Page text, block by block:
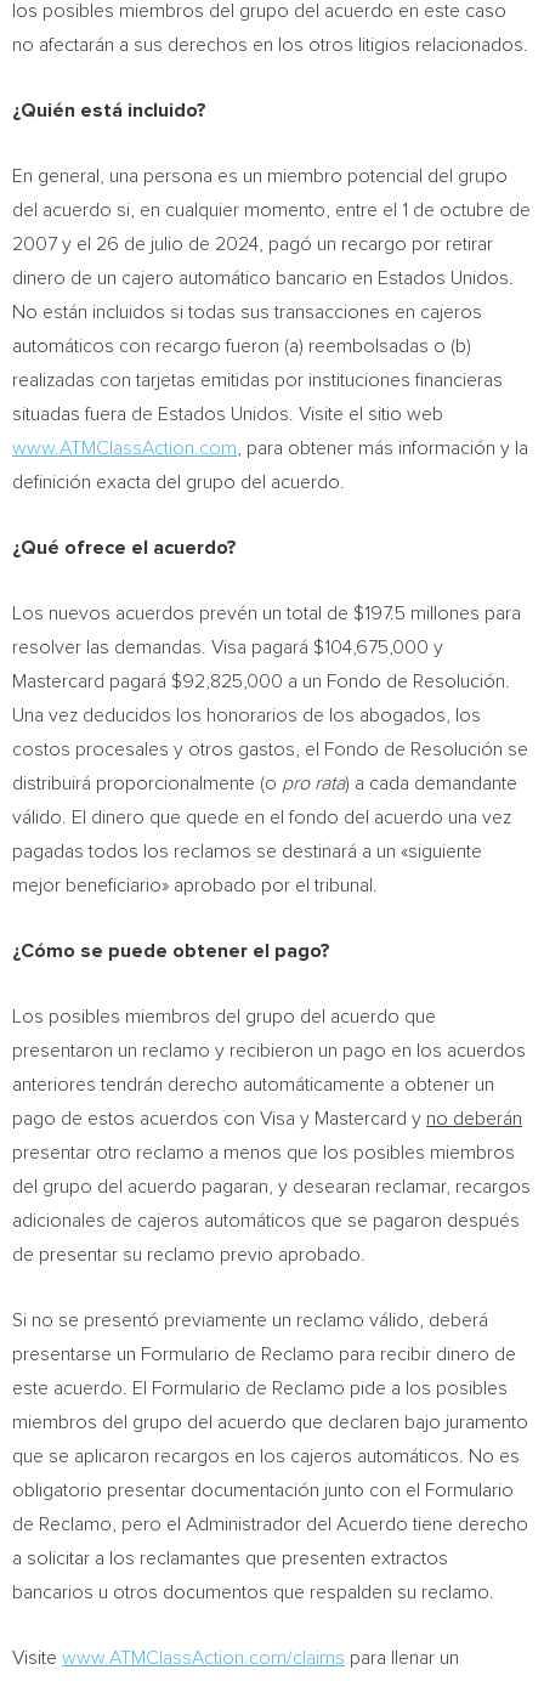
los posibles miembros del grupo del acuerdo en este caso
no afectarán a sus derechos en los otros litigios relacionados.
¿Quién está incluido?
En general, una persona es un miembro potencial del grupo
del acuerdo si, en cualquier momento, entre el 1 de octubre de
2007 y el 26 de julio de 2024, pagó un recargo por retirar
dinero de un cajero automático bancario en Estados Unidos.
No están incluidos si todas sus transacciones en cajeros
automáticos con recargo fueron (a) reembolsadas o (b)
realizadas con tarjetas emitidas por instituciones financieras
situadas fuera de Estados Unidos. Visite el sitio web
www.ATMClassAction.com , para obtener más información y la
definición exacta del grupo del acuerdo.
¿Qué ofrece el acuerdo?
Los nuevos acuerdos prevén un total de $197.5 millones para
resolver las demandas. Visa pagará $104,675,000 y
Mastercard pagará $92,825,000 a un Fondo de Resolución.
Una vez deducidos los honorarios de los abogados, los
costos procesales y otros gastos, el Fondo de Resolución se
distribuirá proporcionalmente (o pro rata) a cada demandante
válido. El dinero que quede en el fondo del acuerdo una vez
pagadas todos los reclamos se destinará a un «siguiente
mejor beneficiario» aprobado por el tribunal.
¿Cómo se puede obtener el pago?
Los posibles miembros del grupo del acuerdo que
presentaron un reclamo y recibieron un pago en los acuerdos
anteriores tendrán derecho automáticamente a obtener un
pago de estos acuerdos con Visa y Mastercard y no deberán
presentar otro reclamo a menos que los posibles miembros
del grupo del acuerdo pagaran, y desearan reclamar, recargos
adicionales de cajeros automáticos que se pagaron después
de presentar su reclamo previo aprobado.
Si no se presentó previamente un reclamo válido, deberá
presentarse un Formulario de Reclamo para recibir dinero de
este acuerdo. El Formulario de Reclamo pide a los posibles
miembros del grupo del acuerdo que declaren bajo juramento
que se aplicaron recargos en los cajeros automáticos. No es
obligatorio presentar documentación junto con el Formulario
de Reclamo, pero el Administrador del Acuerdo tiene derecho
a solicitar a los reclamantes que presenten extractos
bancarios u otros documentos que respalden su reclamo.
Visite www.ATMClassAction.com/claims para llenar un